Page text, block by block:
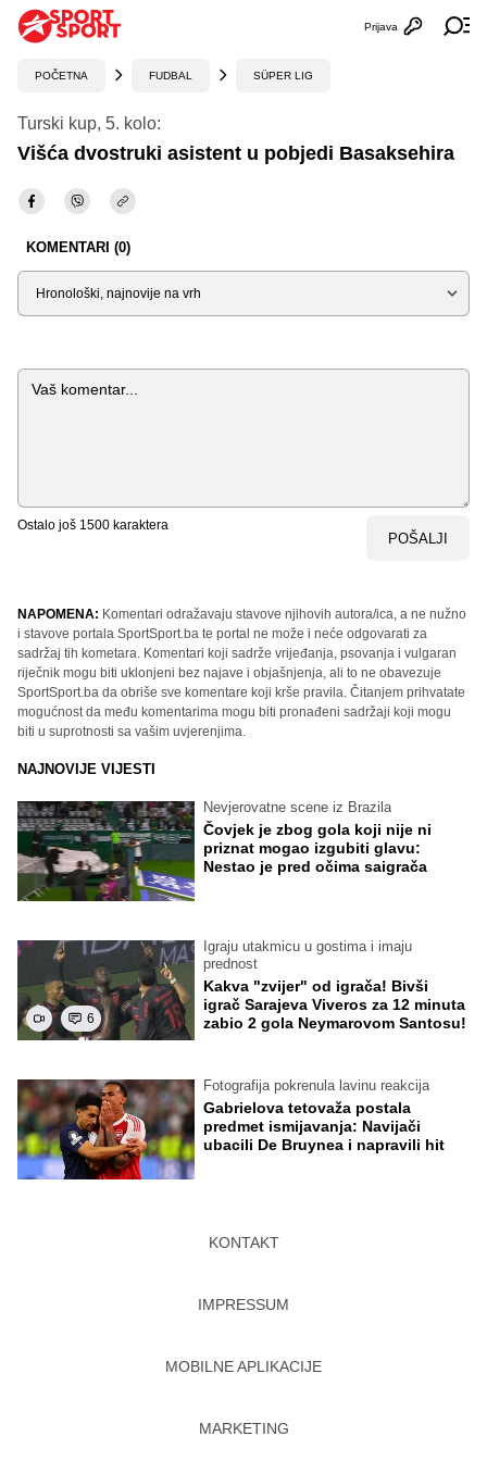
Otvori
Prijava
POČETNA FUDBAL SÜPER LIG
Turski kup, 5. kolo:
Višća dvostruki asistent u pobjedi Basaksehira
KOMENTARI (0)
Sortiraj
Komentar
Ostalo još 1500 karaktera
POŠALJI
NAPOMENA: Komentari odražavaju stavove njihovih autora/ica, a ne nužno
i stavove portala SportSport.ba te portal ne može i neće odgovarati za
sadržaj tih kometara. Komentari koji sadrže vrijeđanja, psovanja i vulgaran
riječnik mogu biti uklonjeni bez najave i objašnjenja, ali to ne obavezuje
SportSport.ba da obriše sve komentare koji krše pravila. Čitanjem prihvatate
mogućnost da među komentarima mogu biti pronađeni sadržaji koji mogu
biti u suprotnosti sa vašim uvjerenjima.
NAJNOVIJE VIJESTI
Nevjerovatne scene iz Brazila
Čovjek je zbog gola koji nije ni
priznat mogao izgubiti glavu:
Nestao je pred očima saigrača
6
Igraju utakmicu u gostima i imaju
prednost
Kakva "zvijer" od igrača! Bivši
igrač Sarajeva Viveros za 12 minuta
zabio 2 gola Neymarovom Santosu!
Fotografija pokrenula lavinu reakcija
Gabrielova tetovaža postala
predmet ismijavanja: Navijači
ubacili De Bruynea i napravili hit
KONTAKT
IMPRESSUM
MOBILNE APLIKACIJE
MARKETING